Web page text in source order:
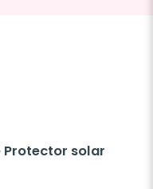
solar